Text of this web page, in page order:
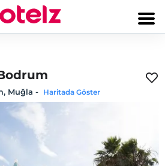
Muğla - Haritada Göster